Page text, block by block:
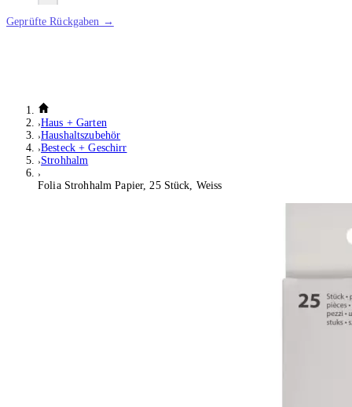
Geprüfte Rückgaben →
Haus + Garten
Haushaltszubehör
Besteck + Geschirr
Strohhalm
Folia Strohhalm Papier, 25 Stück, Weiss